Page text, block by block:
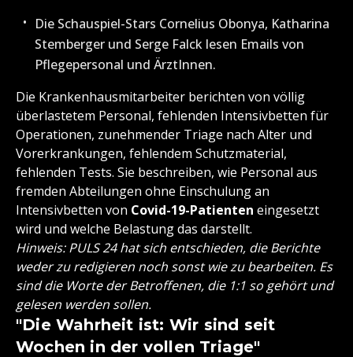
Die Schauspiel-Stars Cornelius Obonya, Katharina
Stemberger und Serge Falck lesen Emails von
Pflegepersonal und ÄrztInnen.
Die Krankenhausmitarbeiter berichten von völlig
überlastetem Personal, fehlenden Intensivbetten für
Operationen, zunehmender Triage nach Alter und
Vorerkrankungen, fehlendem Schutzmaterial,
fehlenden Tests. Sie beschreiben, wie Personal aus
fremden Abteilungen ohne Einschulung an
Intensivbetten von Covid-19-Patienten eingesetzt
wird und welche Belastung das darstellt.
Hinweis: PULS 24 hat sich entschieden, die Berichte
weder zu redigieren noch sonst wie zu bearbeiten. Es
sind die Worte der Betroffenen, die 1:1 so gehört und
gelesen werden sollen.
"Die Wahrheit ist: Wir sind seit
Wochen in der vollen Triage"